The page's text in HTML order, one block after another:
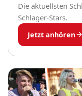
Die aktuellsten
Schlager-Stars.
Jetzt anhören